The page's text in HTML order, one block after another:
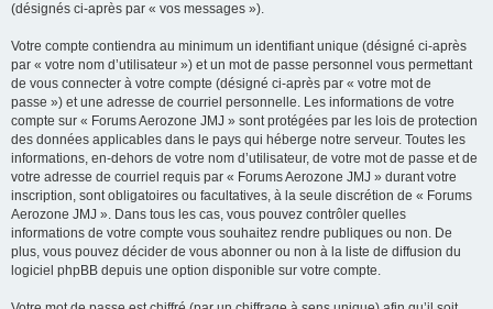
(désignés ci-après par « vos messages »).
Votre compte contiendra au minimum un identifiant unique (désigné ci-après
par « votre nom d’utilisateur ») et un mot de passe personnel vous permettant
de vous connecter à votre compte (désigné ci-après par « votre mot de
passe ») et une adresse de courriel personnelle. Les informations de votre
compte sur « Forums Aerozone JMJ » sont protégées par les lois de protection
des données applicables dans le pays qui héberge notre serveur. Toutes les
informations, en-dehors de votre nom d’utilisateur, de votre mot de passe et de
votre adresse de courriel requis par « Forums Aerozone JMJ » durant votre
inscription, sont obligatoires ou facultatives, à la seule discrétion de « Forums
Aerozone JMJ ». Dans tous les cas, vous pouvez contrôler quelles
informations de votre compte vous souhaitez rendre publiques ou non. De
plus, vous pouvez décider de vous abonner ou non à la liste de diffusion du
logiciel phpBB depuis une option disponible sur votre compte.